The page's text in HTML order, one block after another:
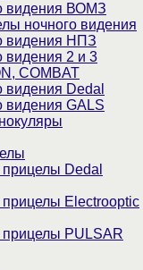
видения ВОМЗ
ночного видения
видения НПЗ
видения 2 и 3
COMBAT
видения Dedal
видения GALS
Dedal
Electrooptic
PULSAR